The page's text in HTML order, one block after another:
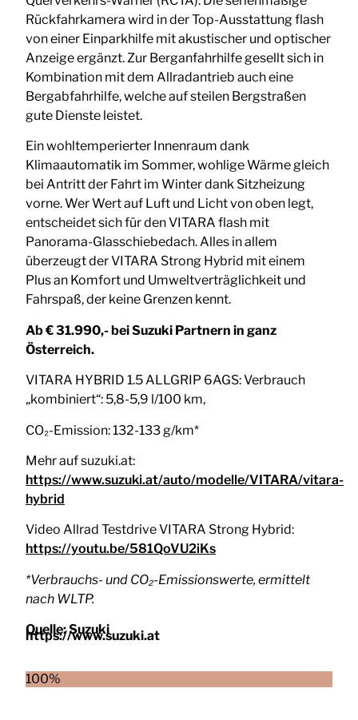
Rückfahrkamera wird in der Top-Ausstattung flash
von einer Einparkhilfe mit akustischer und optischer
Anzeige ergänzt. Zur Berganfahrhilfe gesellt sich in
Kombination mit dem Allradantrieb auch eine
Bergabfahrhilfe, welche auf steilen Bergstraßen
gute Dienste leistet.
Ein wohltemperierter Innenraum dank
Klimaautomatik im Sommer, wohlige Wärme gleich
bei Antritt der Fahrt im Winter dank Sitzheizung
vorne. Wer Wert auf Luft und Licht von oben legt,
entscheidet sich für den VITARA flash mit
Panorama-Glasschiebedach. Alles in allem
überzeugt der VITARA Strong Hybrid mit einem
Plus an Komfort und Umweltverträglichkeit und
Fahrspaß, der keine Grenzen kennt.
Ab € 31.990,- bei Suzuki Partnern in ganz
Österreich.
VITARA HYBRID 1.5 ALLGRIP 6AGS: Verbrauch
„kombiniert“: 5,8-5,9 l/100 km,
CO₂-Emission: 132-133 g/km*
Mehr auf suzuki.at:
https://www.suzuki.at/auto/modelle/VITARA/vitara-
hybrid
Video Allrad Testdrive VITARA Strong Hybrid:
https://youtu.be/581QoVU2iKs
*Verbrauchs- und CO₂-Emissionswerte, ermittelt
nach WLTP.
Quelle:Suzuki
https://www.suzuki.at
100%